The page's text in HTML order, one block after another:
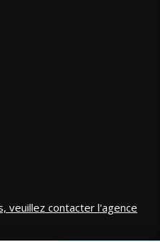
veuillez contacter l'agence